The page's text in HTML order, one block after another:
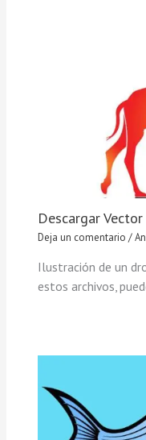
Descargar
Deja un comentario /
Ilustración de un
estos archivos,